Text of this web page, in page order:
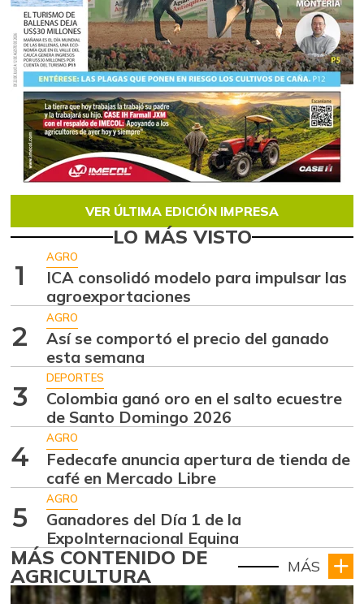
VER ÚLTIMA EDICIÓN IMPRESA
LO MÁS VISTO
1
AGRO
ICA consolidó modelo para impulsar las
agroexportaciones
2
AGRO
Así se comportó el precio del ganado
esta semana
3
DEPORTES
Colombia ganó oro en el salto ecuestre
de Santo Domingo 2026
4
AGRO
Fedecafe anuncia apertura de tienda de
café en Mercado Libre
5
AGRO
Ganadores del Día 1 de la
ExpoInternacional Equina
MÁS CONTENIDO DE
AGRICULTURA MÁS